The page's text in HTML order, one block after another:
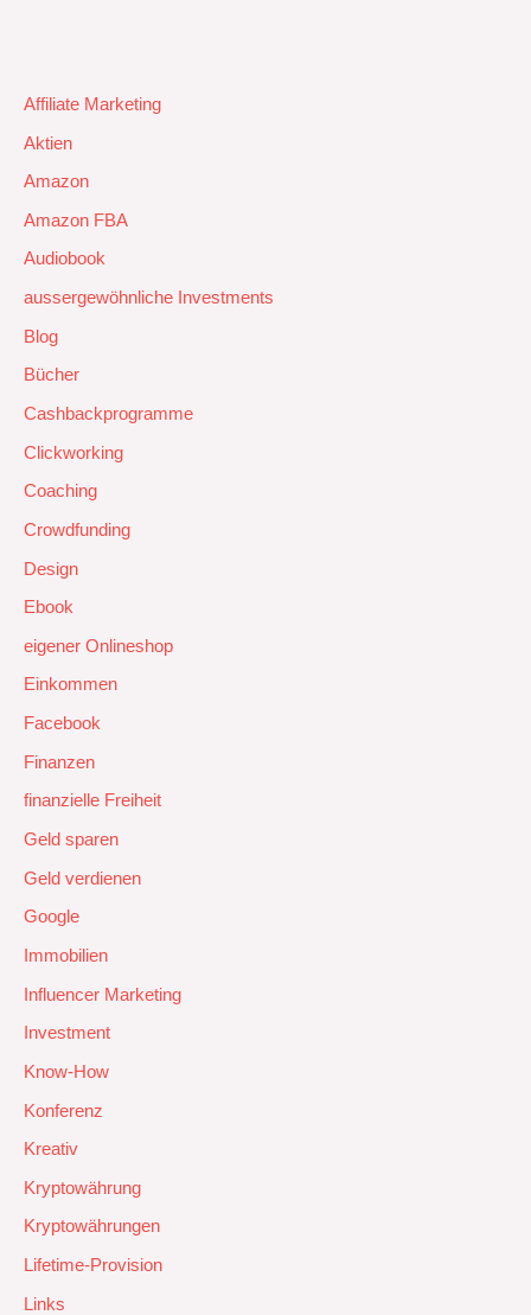
Affiliate Marketing
Aktien
Amazon
Amazon FBA
Audiobook
aussergewöhnliche Investments
Blog
Bücher
Cashbackprogramme
Clickworking
Coaching
Crowdfunding
Design
Ebook
eigener Onlineshop
Einkommen
Facebook
Finanzen
finanzielle Freiheit
Geld sparen
Geld verdienen
Google
Immobilien
Influencer Marketing
Investment
Know-How
Konferenz
Kreativ
Kryptowährung
Kryptowährungen
Lifetime-Provision
Links